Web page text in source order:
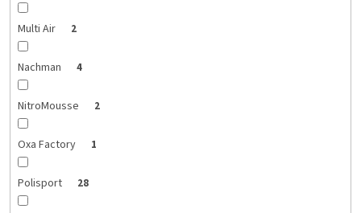
Multi Air 2
Nachman 4
NitroMousse 2
Oxa Factory 1
Polisport 28